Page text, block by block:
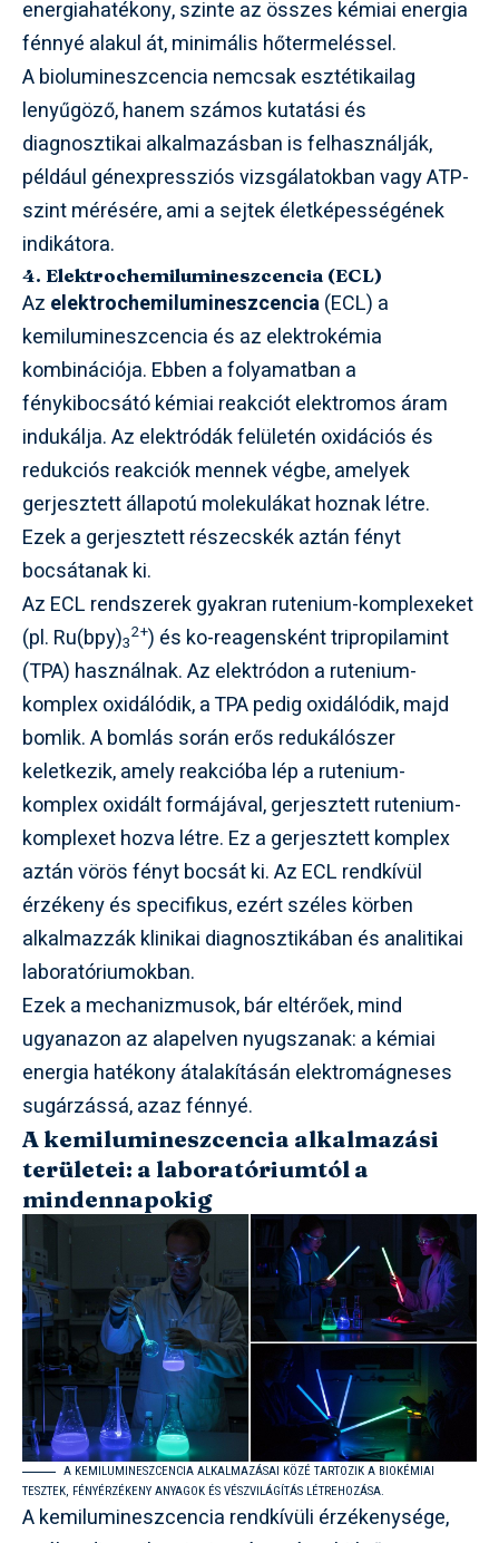
energiahatékony, szinte az összes kémiai energia
fénnyé alakul át, minimális hőtermeléssel.
A biolumineszcencia nemcsak esztétikailag
lenyűgöző, hanem számos kutatási és
diagnosztikai alkalmazásban is felhasználják,
például génexpressziós vizsgálatokban vagy ATP-
szint mérésére, ami a sejtek életképességének
indikátora.
4. Elektrochemilumineszcencia (ECL)
Az elektrochemilumineszcencia(ECL) a
kemilumineszcencia és az elektrokémia
kombinációja. Ebben a folyamatban a
fénykibocsátó kémiai reakciót elektromos áram
indukálja. Az elektródák felületén oxidációs és
redukciós reakciók mennek végbe, amelyek
gerjesztett állapotú molekulákat hoznak létre.
Ezek a gerjesztett részecskék aztán fényt
bocsátanak ki.
Az ECL rendszerek gyakran rutenium-komplexeket
(pl. Ru(bpy)3
2+) és ko-reagensként tripropilamint
(TPA) használnak. Az elektródon a rutenium-
komplex oxidálódik, a TPA pedig oxidálódik, majd
bomlik. A bomlás során erős redukálószer
keletkezik, amely reakcióba lép a rutenium-
komplex oxidált formájával, gerjesztett rutenium-
komplexet hozva létre. Ez a gerjesztett komplex
aztán vörös fényt bocsát ki. Az ECL rendkívül
érzékeny és specifikus, ezért széles körben
alkalmazzák klinikai diagnosztikában és analitikai
laboratóriumokban.
Ezek a mechanizmusok, bár eltérőek, mind
ugyanazon az alapelven nyugszanak: a kémiai
energia hatékony átalakításán elektromágneses
sugárzássá, azaz fénnyé.
A kemilumineszcencia alkalmazási
területei: a laboratóriumtól a
mindennapokig
A KEMILUMINESZCENCIA ALKALMAZÁSAI KÖZÉ TARTOZIK A BIOKÉMIAI
TESZTEK, FÉNYÉRZÉKENY ANYAGOK ÉS VÉSZVILÁGÍTÁS LÉTREHOZÁSA.
A kemilumineszcencia rendkívüli érzékenysége,